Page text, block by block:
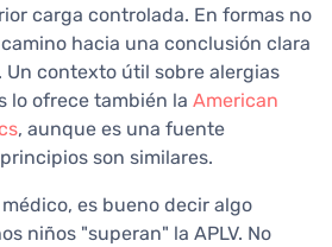
carga controlada. En formas no
hacia una conclusión clara
Un contexto útil sobre alergias
lo ofrece también la American
, aunque es una fuente
son similares.
es bueno decir algo
niños "superan" la APLV. No